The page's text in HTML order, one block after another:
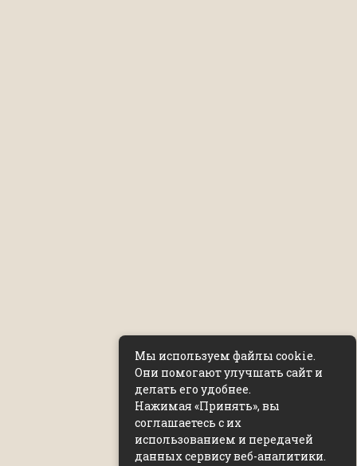
Мы используем файлы cookie.
Они помогают улучшать сайт и
делать его удобнее.
Нажимая «Принять», вы
соглашаетесь с их
использованием и передачей
данных сервису веб-аналитики.